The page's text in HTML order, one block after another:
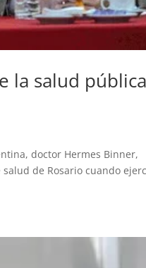
la salud
doctor Hermes Binner,
de Rosario cuando